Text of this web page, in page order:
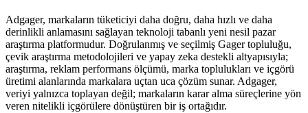
Adgager, markaların tüketiciyi daha doğru, daha hızlı ve daha
derinlikli anlamasını sağlayan teknoloji tabanlı yeni nesil pazar
araştırma platformudur. Doğrulanmış ve seçilmiş Gager topluluğu,
çevik araştırma metodolojileri ve yapay zeka destekli altyapısıyla;
araştırma, reklam performans ölçümü, marka toplulukları ve içgörü
üretimi alanlarında markalara uçtan uca çözüm sunar. Adgager,
veriyi yalnızca toplayan değil; markaların karar alma süreçlerine yön
veren nitelikli içgörülere dönüştüren bir iş ortağıdır.